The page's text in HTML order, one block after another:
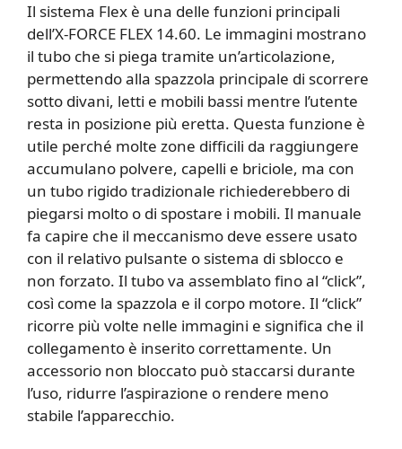
Il sistema Flex è una delle funzioni principali
dell’X-FORCE FLEX 14.60. Le immagini mostrano
il tubo che si piega tramite un’articolazione,
permettendo alla spazzola principale di scorrere
sotto divani, letti e mobili bassi mentre l’utente
resta in posizione più eretta. Questa funzione è
utile perché molte zone difficili da raggiungere
accumulano polvere, capelli e briciole, ma con
un tubo rigido tradizionale richiederebbero di
piegarsi molto o di spostare i mobili. Il manuale
fa capire che il meccanismo deve essere usato
con il relativo pulsante o sistema di sblocco e
non forzato. Il tubo va assemblato fino al “click”,
così come la spazzola e il corpo motore. Il “click”
ricorre più volte nelle immagini e significa che il
collegamento è inserito correttamente. Un
accessorio non bloccato può staccarsi durante
l’uso, ridurre l’aspirazione o rendere meno
stabile l’apparecchio.